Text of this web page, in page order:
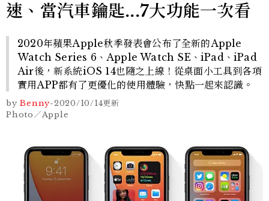
速、當汽車鑰匙...7大功能一次看
2020年蘋果Apple秋季發表會公布了全新的Apple
Watch Series 6、Apple Watch SE、iPad、iPad
Air後，新系統iOS 14也隨之上線！從桌面小工具到各項
實用APP都有了更優化的使用體驗，快點一起來認識。
by Benny-2020/10/14更新
Photo／Apple